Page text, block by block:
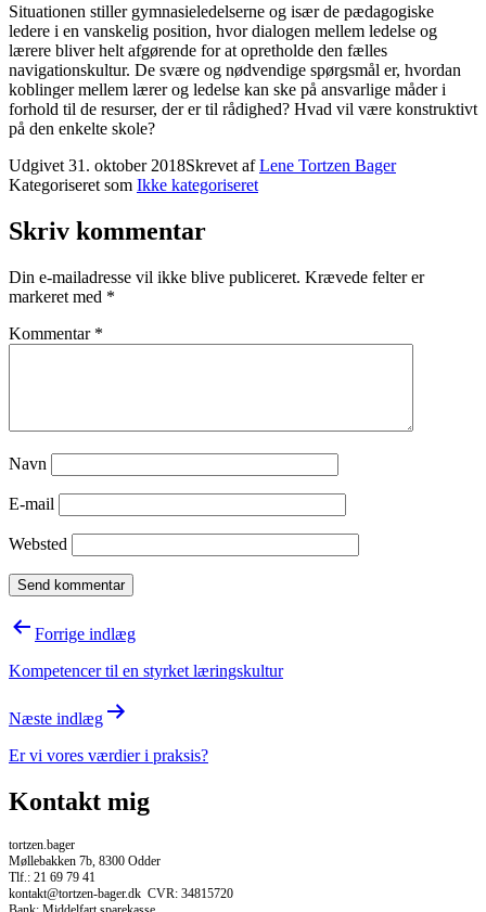
Situationen stiller gymnasieledelserne og især de pædagogiske
ledere i en vanskelig position, hvor dialogen mellem ledelse og
lærere bliver helt afgørende for at opretholde den fælles
navigationskultur. De svære og nødvendige spørgsmål er, hvordan
koblinger mellem lærer og ledelse kan ske på ansvarlige måder i
forhold til de resurser, der er til rådighed? Hvad vil være konstruktivt
på den enkelte skole?
Udgivet 31. oktober 2018Skrevet afLene Tortzen Bager
Kategoriseret som Ikke kategoriseret
Skriv kommentar
Din e-mailadresse vil ikke blive publiceret. Krævede felter er
markeret med *
Kommentar *
Navn
E-mail
Websted
Indlægsnavigation
Forrige indlæg
Kompetencer til en styrket læringskultur
Næste indlæg
Er vi vores værdier i praksis?
Kontakt mig
tortzen.bager
Møllebakken 7b, 8300 Odder
Tlf.: 21 69 79 41
kontakt@tortzen-bager.dk CVR: 34815720